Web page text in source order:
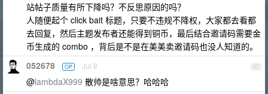
站帖子质量有所下降吗？不反思原因的吗？
人随便起个 click bait 标题，只要不违规不降权，大家都去看都
去回复，然后主题发布者还能得到铜币，最后结合邀请码需要金
币生成的 combo ，背后是不是在美美卖邀请码也没人知道的。
57
052678 OP Jul 8
@lambdaX999 散帅是啥意思？哈哈哈